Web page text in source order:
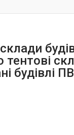
тентові
будівлі